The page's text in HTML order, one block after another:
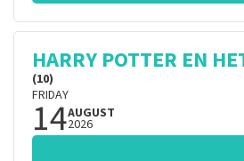
HARRY POTTER EN
(10)
FRIDAY
14AUGUST
2026